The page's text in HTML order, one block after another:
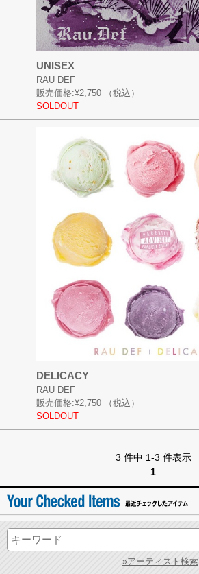
UNISEX
RAU DEF
販売価格:¥2,750
（税込）
SOLDOUT
DELICACY
RAU DEF
販売価格:¥2,750
（税込）
SOLDOUT
3 件中 1-3 件表示
1
»アーティスト検索